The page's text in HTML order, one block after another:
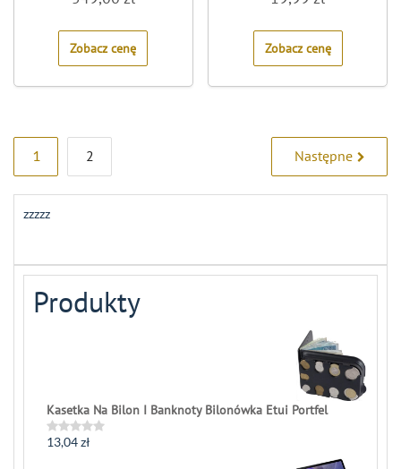
5
Zobacz cenę
5
Zobacz cenę
Stronicowanie
wpisów
1 2 Następne
zzzzz
Produkty
Kasetka Na Bilon I Banknoty Bilonówka Etui Portfel
Rated
13,04zł